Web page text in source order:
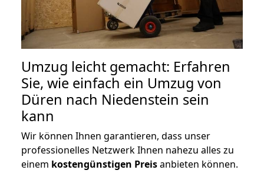
Umzug leicht gemacht: Erfahren
Sie, wie einfach ein Umzug von
Düren nach Niedenstein sein
kann
Wir können Ihnen garantieren, dass unser
professionelles Netzwerk Ihnen nahezu alles zu
einem kostengünstigen Preisanbieten können.